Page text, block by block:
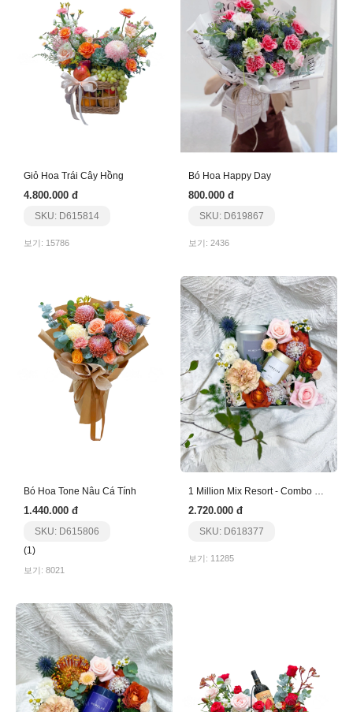
Giỏ Hoa Trái Cây Hồng
4.800.000 đ
SKU: D615814
보기: 15786
Bó Hoa Happy Day
800.000 đ
SKU: D619867
보기: 2436
Bó Hoa Tone Nâu Cá Tính
1.440.000 đ
SKU: D615806
(1)
보기: 8021
1 Million Mix Resort - Combo Hoa Và Nến
2.720.000 đ
SKU: D618377
보기: 11285